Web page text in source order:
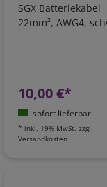
SGX Batteriekabel
22mm², AWG4,
10,00 €*
sofort lieferbar
* inkl. 19% MwSt. zzgl.
Versandkosten